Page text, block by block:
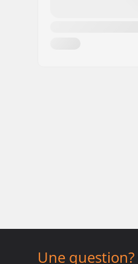
Une question?